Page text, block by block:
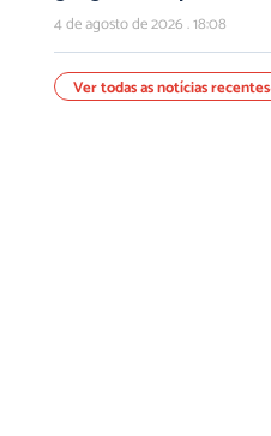
4 de agosto de 2026 18:08
Ver todas as notícias recentes